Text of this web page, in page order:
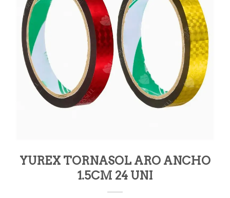
YUREX TORNASOL ARO ANCHO
1.5CM 24 UNI